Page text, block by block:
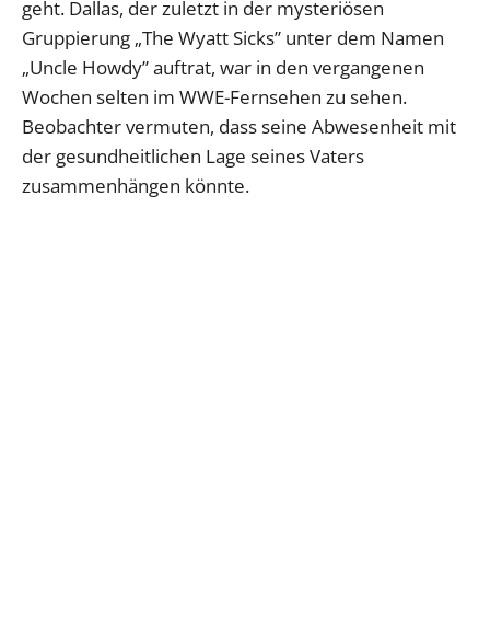
geht. Dallas, der zuletzt in der mysteriösen
Gruppierung „The Wyatt Sicks” unter dem Namen
„Uncle Howdy” auftrat, war in den vergangenen
Wochen selten im WWE-Fernsehen zu sehen.
Beobachter vermuten, dass seine Abwesenheit mit
der gesundheitlichen Lage seines Vaters
zusammenhängen könnte.